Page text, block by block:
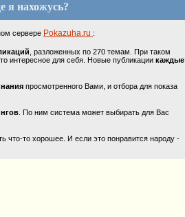
я нахожусь?
сервере Pokazuha.ru :
, разложенных по 270 темам. При таком
интересное для себя. Новые публикации каждые
просмотренного Вами, и отбора для показа
. По ним система может выбирать для Вас
что-то хорошее. И если это понравится народу -